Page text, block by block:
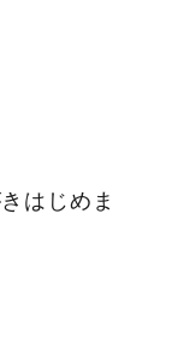
はじめま